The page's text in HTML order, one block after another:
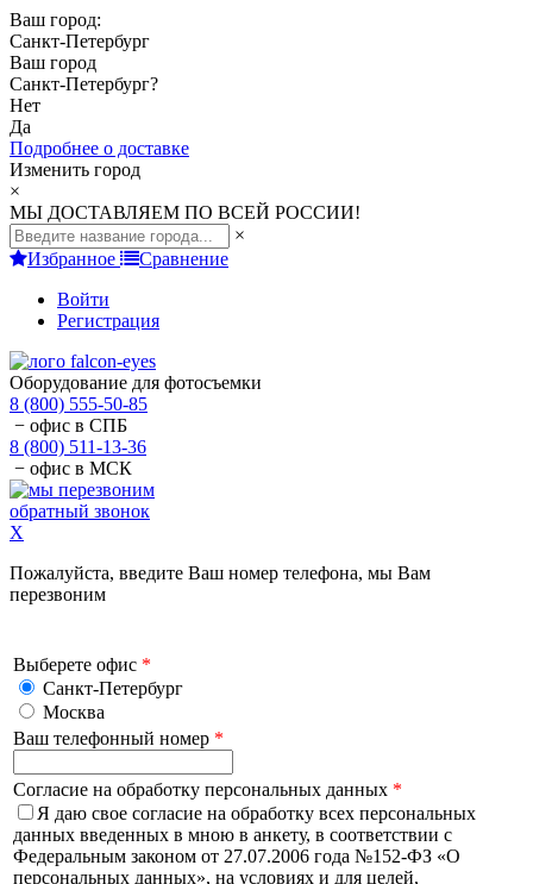
Ваш город:
Санкт-Петербург
Ваш город
Санкт-Петербург?
Нет
Да
Подробнее о доставке
Изменить город
×
МЫ ДОСТАВЛЯЕМ ПО ВСЕЙ РОССИИ!
×
Избранное
Сравнение
Войти
Регистрация
Оборудование для фотосъемки
8 (800) 555-50-85
− офис в СПБ
8 (800) 511-13-36
− офис в МСК
обратный звонок
X
Пожалуйста, введите Ваш номер телефона, мы Вам
перезвоним
Выберете офис *
Санкт-Петербург
Москва
Ваш телефонный номер *
Согласие на обработку персональных данных *
Я даю свое согласие на обработку всех персональных
данных введенных в мною в анкету, в соответствии с
Федеральным законом от 27.07.2006 года №152-ФЗ «О
персональных данных», на условиях и для целей,